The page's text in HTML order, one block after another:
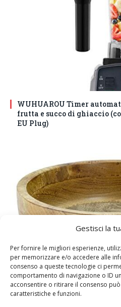
Gestisci la
Per fornire le migliori esperienze,
per memorizzare e/o accedere alle
consenso a queste tecnologie ci
comportamento di navigazione o ID
acconsentire o ritirare il consenso
caratteristiche e funzioni.
WUHUAROU Timer
frutta e succo di ghiaccio
EU Plug)
DM House Insalatiera
24,5cm Ø x 9,5 cm di
senza vernice artificiale.
unici.